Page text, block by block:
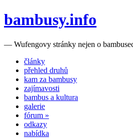
bambusy.info
— Wufengovy stránky nejen o
články
přehled druhů
kam za bambusy
zajímavosti
bambus a kultura
galerie
fórum »
odkazy
nabídka